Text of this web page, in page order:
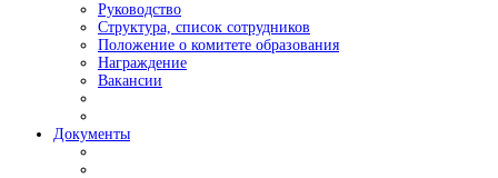
Руководство
Структура, список сотрудников
Положение о комитете образования
Награждение
Вакансии
Документы